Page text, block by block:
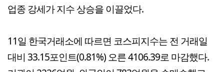
업종 강세가 지수 상승을 이끌었다.
11일 한국거래소에 따르면 코스피지수는 전 거래일
대비 33.15포인트(0.81%) 오른 4106.39로 마감했다.